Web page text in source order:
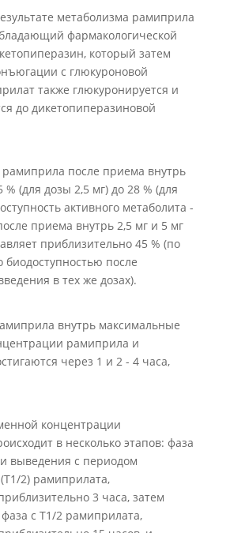
метаболизма рамиприла
фармакологической
который затем
с глюкуроновой
также глюкуронируется и
до дикетопиперазиновой
рамиприла после приема внутрь
% (для дозы 2,5 мг) до 28 % (для
активного метаболита -
приема внутрь 2,5 мг и 5 мг
приблизительно 45 % (по
биодоступностью после
в тех же дозах).
внутрь максимальные
рамиприла и
через 1 и 2 - 4 часа,
концентрации
в несколько этапов: фаза
выведения с периодом
2) рамиприлата,
3 часа, затем
с Т1/2 рамиприлата,